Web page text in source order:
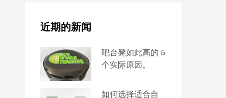
近期的新闻
吧台凳如此高的 5
个实际原因。
如何选择适合自